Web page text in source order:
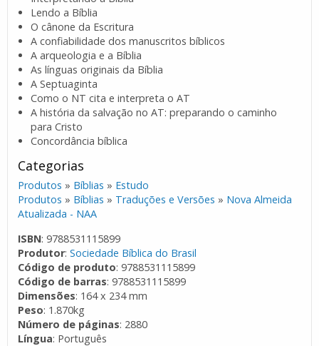
Lendo a Bíblia
O cânone da Escritura
A confiabilidade dos manuscritos bíblicos
A arqueologia e a Bíblia
As línguas originais da Bíblia
A Septuaginta
Como o NT cita e interpreta o AT
A história da salvação no AT: preparando o caminho
para Cristo
Concordância bíblica
Categorias
Produtos » Bíblias » Estudo
Produtos » Bíblias » Traduções e Versões » Nova Almeida
Atualizada - NAA
ISBN: 9788531115899
Produtor:Sociedade Bíblica do Brasil
Código de produto: 9788531115899
Código de barras: 9788531115899
Dimensões: 164 x 234 mm
Peso: 1.870kg
Número de páginas: 2880
Língua: Português